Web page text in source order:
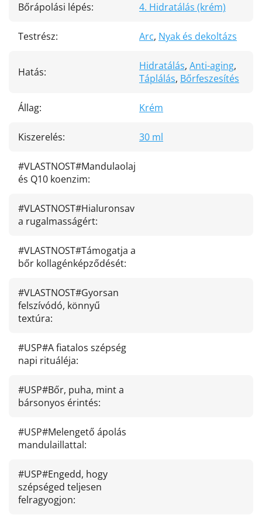
Bőrápolási lépés: 4. Hidratálás (krém)
Testrész: Arc, Nyak és dekoltázs
Hatás: Hidratálás, Anti-aging,
Táplálás, Bőrfeszesítés
Állag: Krém
Kiszerelés: 30 ml
#VLASTNOST#Mandulaolaj
és Q10 koenzim:
#VLASTNOST#Hialuronsav
a rugalmasságért:
#VLASTNOST#Támogatja a
bőr kollagénképződését:
#VLASTNOST#Gyorsan
felszívódó, könnyű
textúra:
#USP#A fiatalos szépség
napi rituáléja:
#USP#Bőr, puha, mint a
bársonyos érintés:
#USP#Melengető ápolás
mandulaillattal:
#USP#Engedd, hogy
szépséged teljesen
felragyogjon: